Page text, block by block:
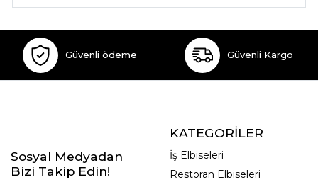
Güvenli ödeme Güvenli Kargo
Sosyal Medyadan
Bizi Takip Edin!
KATEGORİLER
İş Elbiseleri
Restoran Elbiseleri